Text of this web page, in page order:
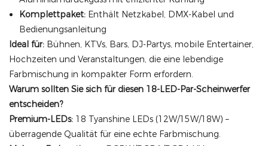
Komplettpaket:Enthält Netzkabel, DMX-Kabel und
Bedienungsanleitung
Ideal für: Bühnen, KTVs, Bars, DJ-Partys, mobile Entertainer,
Hochzeiten und Veranstaltungen, die eine lebendige
Farbmischung in kompakter Form erfordern.
Warum sollten Sie sich für diesen 18-LED-Par-Scheinwerfer
entscheiden?
Premium-LEDs: 18 Tyanshine LEDs (12W/15W/18W) –
überragende Qualität für eine echte Farbmischung.